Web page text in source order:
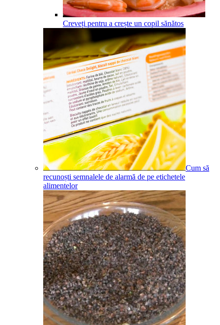
Creveți pentru a crește un copil sănătos
Cum să
recunoști semnalele de alarmă de pe etichetele
alimentelor